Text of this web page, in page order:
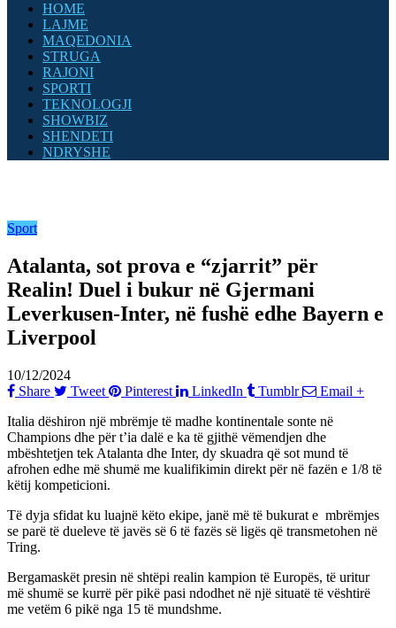
HOME
LAJME
MAQEDONIA
STRUGA
RAJONI
SPORTI
TEKNOLOGJI
SHOWBIZ
SHENDETI
NDRYSHE
Sport
Atalanta, sot prova e “zjarrit” për
Realin! Duel i bukur në Gjermani
Leverkusen-Inter, në fushë edhe Bayern e
Liverpool
10/12/2024
Share
Tweet Pinterest LinkedIn Tumblr Email +
Italia dëshiron një mbrëmje të madhe kontinentale sonte në
Champions dhe për t’ia dalë e ka të gjithë vëmendjen dhe
mbështetjen tek Atalanta dhe Inter, dy skuadra që sot mund të
afrohen edhe më shumë me kualifikimin direkt për në fazën e 1/8 të
këtij kompeticioni.
Të dyja sfidat ku luajnë këto ekipe, janë më të bukurat e mbrëmjes
se parë të dueleve të javës së 6 të fazës së ligës që transmetohen në
Tring.
Bergamaskët presin në shtëpi realin kampion të Europës, të uritur
më shumë se kurrë për pikë pasi ndodhet në një situatë të vështirë
me vetëm 6 pikë nga 15 të mundshme.